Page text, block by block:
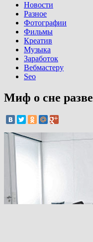
Новости
Разное
Фотографии
Фильмы
Креатив
Музыка
Заработок
Вебмастеру
Seo
Миф о сне